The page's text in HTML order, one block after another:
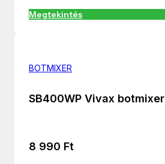
Megtekintés
BOTMIXER
SB400WP Vivax botmixer
8 990 Ft